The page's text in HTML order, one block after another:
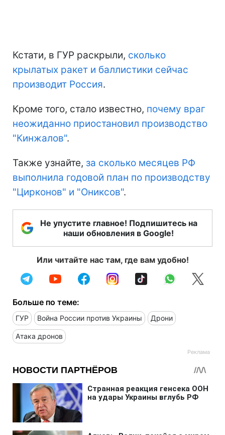
Кстати, в ГУР раскрыли, сколько
крылатых ракет и баллистики сейчас
производит Россия.
Кроме того, стало известно, почему враг
неожиданно приостановил производство
"Кинжалов".
Также узнайте, за сколько месяцев РФ
выполнила годовой план по производству
"Цирконов" и "Ониксов".
Не упустите главное! Подпишитесь на
наши обновления в Google!
Или читайте нас там, где вам удобно!
Больше по теме:
ГУР Война России против Украины Дрони
Атака дронов